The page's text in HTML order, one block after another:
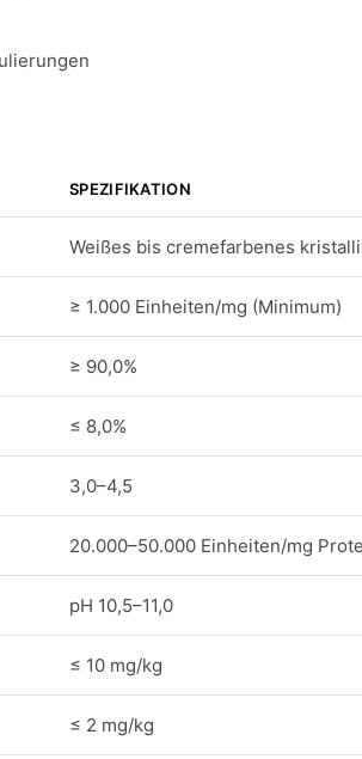
SPEZIFIKATION
Weißes bis cremefarbenes
≥ 1.000 Einheiten/mg (Minimum)
≥ 90,0%
≤ 8,0%
3,0–4,5
20.000–50.000 Einheiten/mg
pH 10,5–11,0
≤ 10 mg/kg
≤ 2 mg/kg